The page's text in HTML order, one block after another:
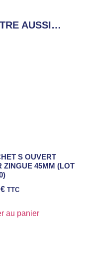
AUSSI…
S OUVERT
ZINGUE 45MM (LOT
€ TTC
au panier